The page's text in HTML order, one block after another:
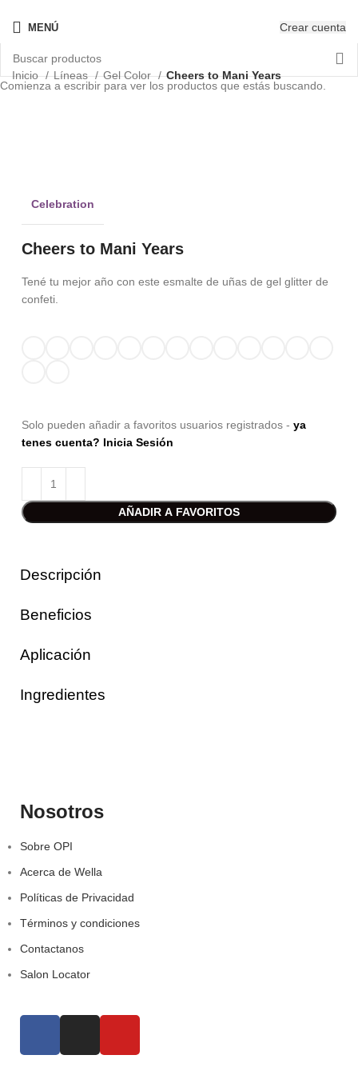
MENÚ Crear cuenta
Inicio Líneas Gel Color Cheers to Mani Years
Celebration
Cheers to Mani Years
Tené tu mejor año con este esmalte de uñas de gel glitter de
confeti.
Solo pueden añadir a favoritos usuarios registrados - ya
tenes cuenta? Inicia Sesión
AÑADIR A FAVORITOS
Descripción
Beneficios
Aplicación
Ingredientes
Nosotros
Sobre OPI
Acerca de Wella
Políticas de Privacidad
Términos y condiciones
Contactanos
Salon Locator
Comienza a escribir para ver los productos que estás buscando.